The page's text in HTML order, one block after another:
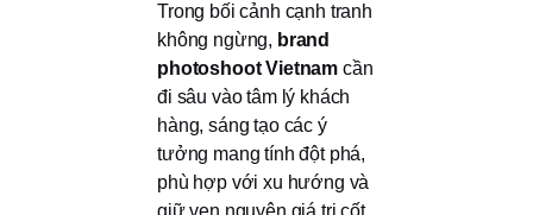
Trong bối cảnh cạnh tranh
không ngừng, brand
photoshoot Vietnam cần
đi sâu vào tâm lý khách
hàng, sáng tạo các ý
tưởng mang tính đột phá,
phù hợp với xu hướng và
giữ vẹn nguyên giá trị cốt